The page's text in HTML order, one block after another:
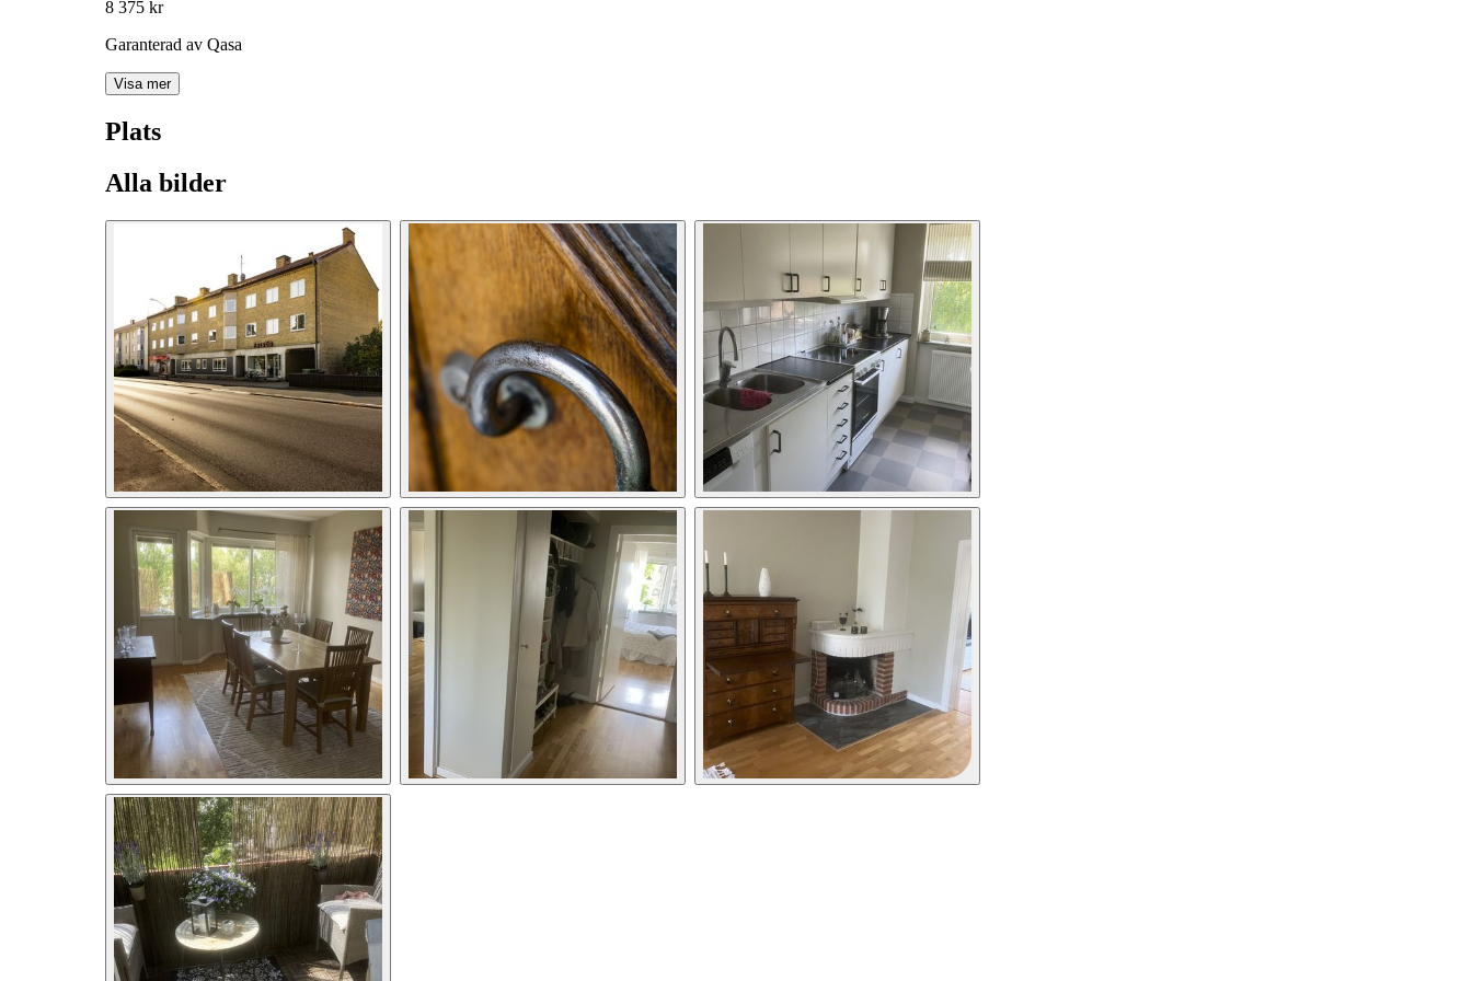
8 375 kr
Garanterad av Qasa
Visa mer
Plats
Alla bilder